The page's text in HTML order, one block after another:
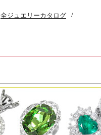
全ジュエリーカタログ /